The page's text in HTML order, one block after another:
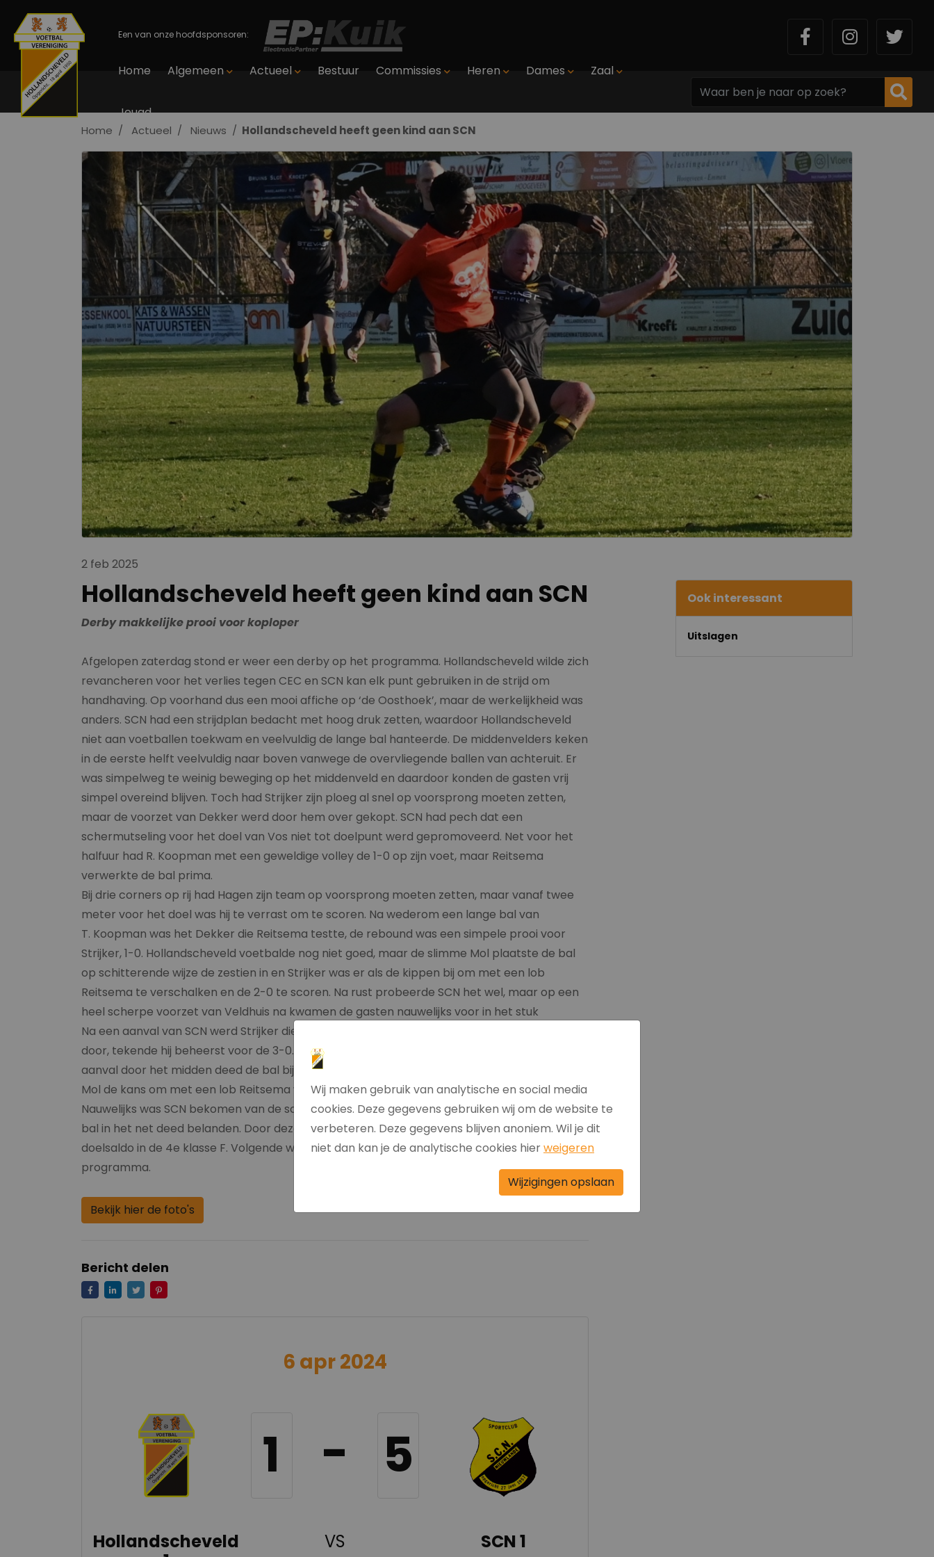
Een van onze hoofdsponsoren:
Home Algemeen Actueel Bestuur Commissies Heren Dames Zaal
Jeugd
Home Actueel Nieuws Hollandscheveld heeft geen kind aan SCN
2 feb 2025
Hollandscheveld heeft geen kind aan SCN
Derby makkelijke prooi voor koploper
Afgelopen zaterdag stond er weer een derby op het programma. Hollandscheveld wilde zich
revancheren voor het verlies tegen CEC en SCN kan elk punt gebruiken in de strijd om
handhaving. Op voorhand dus een mooi affiche op ‘de Oosthoek’, maar de werkelijkheid was
anders. SCN had een strijdplan bedacht met hoog druk zetten, waardoor Hollandscheveld
niet aan voetballen toekwam en veelvuldig de lange bal hanteerde. De middenvelders keken
in de eerste helft veelvuldig naar boven vanwege de overvliegende ballen van achteruit. Er
was simpelweg te weinig beweging op het middenveld en daardoor konden de gasten vrij
simpel overeind blijven. Toch had Strijker zijn ploeg al snel op voorsprong moeten zetten,
maar de voorzet van Dekker werd door hem over gekopt. SCN had pech dat een
schermutseling voor het doel van Vos niet tot doelpunt werd gepromoveerd. Net voor het
halfuur had R. Koopman met een geweldige volley de 1-0 op zijn voet, maar Reitsema
verwerkte de bal prima.
Bij drie corners op rij had Hagen zijn team op voorsprong moeten zetten, maar vanaf twee
meter voor het doel was hij te verrast om te scoren. Na wederom een lange bal van
T. Koopman was het Dekker die Reitsema testte, de rebound was een simpele prooi voor
Strijker, 1-0. Hollandscheveld voetbalde nog niet goed, maar de slimme Mol plaatste de bal
op schitterende wijze de zestien in en Strijker was er als de kippen bij om met een lob
Reitsema te verschalken en de 2-0 te scoren. Na rust probeerde SCN het wel, maar op een
heel scherpe voorzet van Veldhuis na kwamen de gasten nauwelijks voor in het stuk
Na een aanval van SCN werd Strijker diep gestuurd, en hoewel Guichelaar vlagde mocht hij
door, tekende hij beheerst voor de 3-0. Daarmee was de koek nog niet op. Een schitterende
aanval door het midden deed de bal bij Strijker belanden en met een prachtige assist gaf hij
Mol de kans om met een lob Reitsema weer de gang naar het net te laten maken.
Nauwelijks was SCN bekomen van de schrik of het stond 5-0 en weer was het Strijker die de
bal in het net deed belanden. Door deze overwinning blijft Hollandscheveld koploper op
doelsaldo in de 4e klasse F. Volgende week staat de wedstrijd tegen SVBO op het
programma.
Bekijk hier de foto's
Bericht delen
6 apr 2024
1 - 5
Hollandscheveld
VS SCN 1
Ook interessant
Uitslagen
Wij maken gebruik van analytische en social media
cookies. Deze gegevens gebruiken wij om de website te
verbeteren. Deze gegevens blijven anoniem. Wil je dit
niet dan kan je de analytische cookies hierweigeren
Wijzigingen opslaan